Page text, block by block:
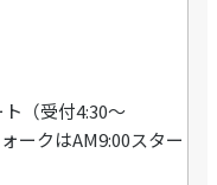
（受付4:30〜
ークはAM9:00スター